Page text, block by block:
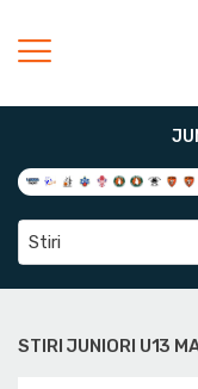
Stiri
STIRI JUNIORI U13